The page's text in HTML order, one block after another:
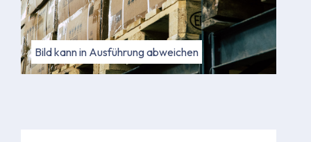
Bild kann in Ausführung abweichen